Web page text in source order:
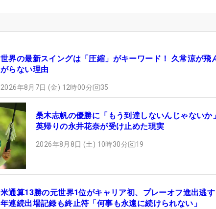
世界の最新スイングは「圧縮」がキーワード！ 久常涼が飛
がらない理由
2026年8月7日 (金) 12時00分 35
桑木志帆の優勝に「もう到達しないんじゃない
英帰りの永井花奈が受け止めた現実
2026年8月8日 (土) 10時30分 19
米通算13勝の元世界1位がキャリア初、プレーオフ進出逃
年連続出場記録も終止符「何事も永遠に続けられない」